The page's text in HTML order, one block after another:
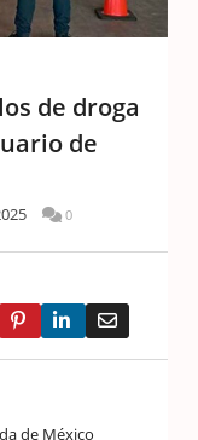
de droga
de
0
Google+PinterestLinkedIn
de México